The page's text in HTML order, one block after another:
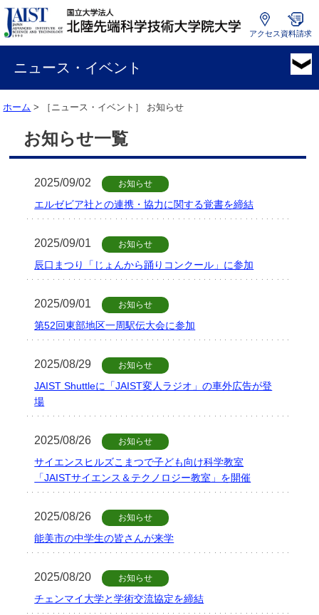
国
学
法
陸
アクセス 資料請求
ニュース・イベント
ホーム > ［ニュース・イベント］ お知らせ
お知らせ一覧
2025/09/02 お知らせ
エルゼビア社との連携・協力に関する覚書を締結
2025/09/01 お知らせ
辰口まつり「じょんから踊りコンクール」に参加
2025/09/01 お知らせ
第52回東部地区一周駅伝大会に参加
2025/08/29 お知らせ
JAIST Shuttleに「JAIST変人ラジオ」の車外広告が登
場
2025/08/26 お知らせ
サイエンスヒルズこまつで子ども向け科学教室
「JAISTサイエンス＆テクノロジー教室」を開催
2025/08/26 お知らせ
能美市の中学生の皆さんが来学
2025/08/20 お知らせ
チェンマイ大学と学術交流協定を締結